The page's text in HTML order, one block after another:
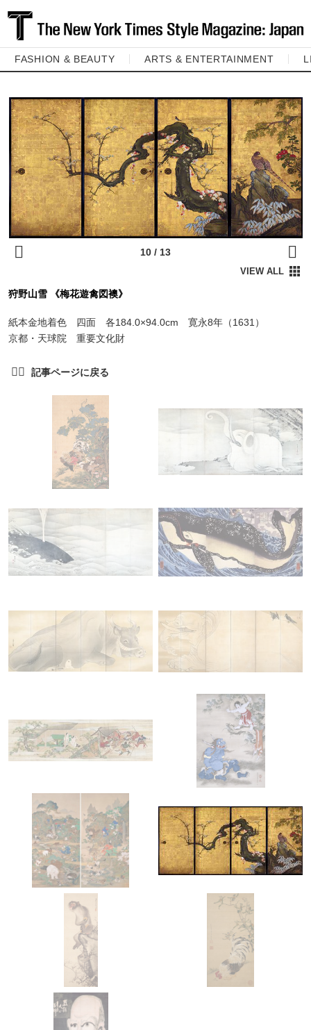
FASHION & BEAUTY ARTS & ENTERTAINMENT
狩野山雪 《梅花遊禽図襖》
紙本金地着色 四面 各184.0×94.0cm 寛永8年（1631）
京都・天球院 重要文化財